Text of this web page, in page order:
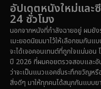
Family ครอบครัว
Fantasy จินตนาการ
Fiction
อัปเดตหนังใหม่และ
24 ชั่วโมง
นอกจากหนังที่กำลังฉายอยู่ ผมยั
เมะยอดนิยมมาไว้ให้เลือกชมกันแ
จะได้เจอคอนเทนต์ที่ถูกใจแน่นอน
ปี 2026 ที่ผมคอยตรวจสอบและ
ว่าจะเป็นแนวแอคชั่นระทึกขวัญ
สิ่งดีๆ มาให้ทุกคนได้สนุกกันแบบย